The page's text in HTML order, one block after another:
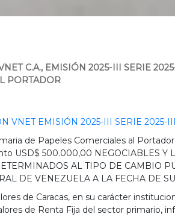
C.A., EMISIÓN 2025-III SERIE
PORTADOR
VNET EMISIÓN 2025-III SERIE 2025-
de Papeles Comerciales al
USD$ 500.000,00 NEGOCIABLES Y
AL TIPO DE CAMBIO
DE VENEZUELA A LA FECHA DE
de Caracas, en su carácter
de Renta Fija del sector primario,